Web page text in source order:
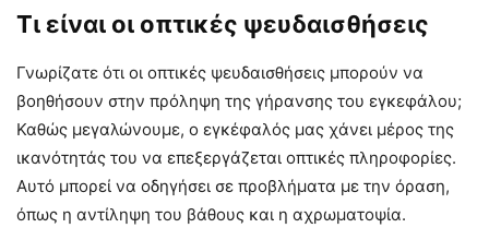
Τι είναι οι οπτικές ψευδαισθήσεις
Γνωρίζατε ότι οι οπτικές ψευδαισθήσεις μπορούν να
βοηθήσουν στην πρόληψη της γήρανσης του εγκεφάλου;
Καθώς μεγαλώνουμε, ο εγκέφαλός μας χάνει μέρος της
ικανότητάς του να επεξεργάζεται οπτικές πληροφορίες.
Αυτό μπορεί να οδηγήσει σε προβλήματα με την όραση,
όπως η αντίληψη του βάθους και η αχρωματοψία.